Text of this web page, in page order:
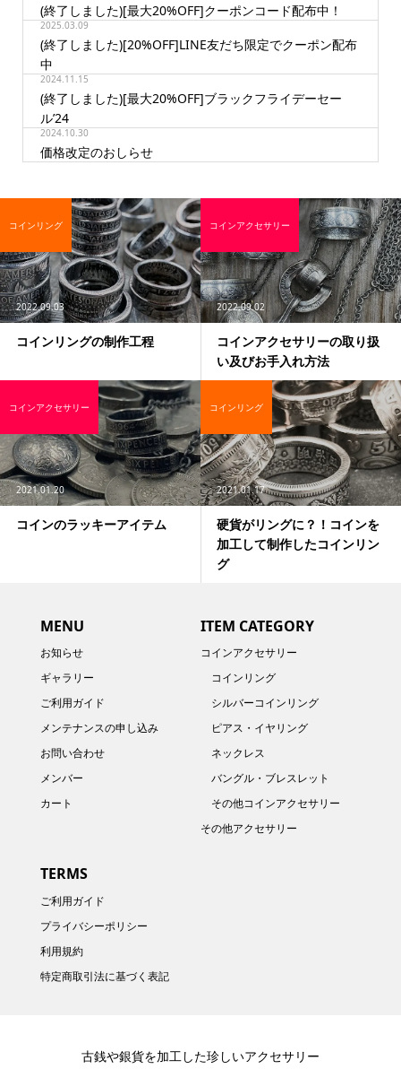
(終了しました)[最大20%OFF]クーポンコード配布中！
2025.03.09
(終了しました)[20%OFF]LINE友だち限定でクーポン配布
中
2024.11.15
(終了しました)[最大20%OFF]ブラックフライデーセー
ル’24
2024.10.30
価格改定のおしらせ
2022.09.03
コインリングの制作工程
コインリング
2022.09.02
コインアクセサリーの取り扱
い及びお手入れ方法
コインアクセサリー
2021.01.20
コインのラッキーアイテム
コインアクセサリー
2021.01.17
硬貨がリングに？！コインを
加工して制作したコインリン
グ
コインリング
MENU
お知らせ
ギャラリー
ご利用ガイド
メンテナンスの申し込み
お問い合わせ
メンバー
カート
ITEM CATEGORY
コインアクセサリー
コインリング
シルバーコインリング
ピアス・イヤリング
ネックレス
バングル・ブレスレット
その他コインアクセサリー
その他アクセサリー
TERMS
ご利用ガイド
プライバシーポリシー
利用規約
特定商取引法に基づく表記
古銭や銀貨を加工した珍しいアクセサリー